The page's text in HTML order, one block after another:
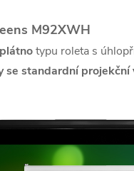
M92XWH
typu roleta s
se standardní projekční